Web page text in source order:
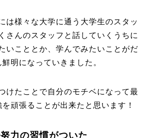
は様々な大学に通う大学生のスタッ
さんのスタッフと話していくうちに
いこととか、学んでみたいことがだ
鮮明になっていきました。
けたことで自分のモチベになって最
頑張ることが出来たと思います！
力の習慣がついた